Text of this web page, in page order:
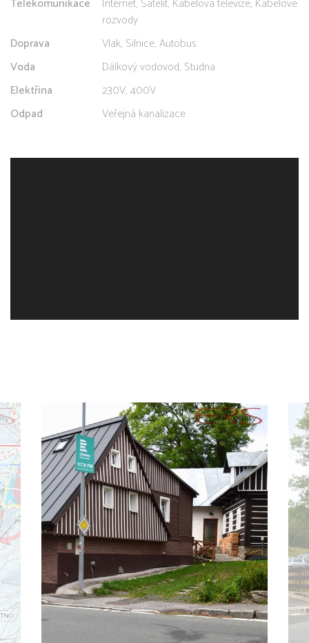
rozvody
Doprava
Vlak, Silnice, Autobus
Voda
Dálkový vodovod, Studna
Elektřina
230V, 400V
Odpad
Veřejná kanalizace